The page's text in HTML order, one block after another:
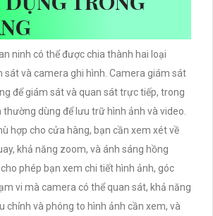
ninh có thể được chia thành hai loại
sát và camera ghi hình. Camera giám sát
để giám sát và quan sát trực tiếp, trong
thường dùng để lưu trữ hình ảnh và video.
hợp cho cửa hàng, bạn cần xem xét về
khả năng zoom, và ánh sáng hồng
phép bạn xem chi tiết hình ảnh, góc
vi mà camera có thể quan sát, khả năng
chỉnh và phóng to hình ảnh cần xem, và